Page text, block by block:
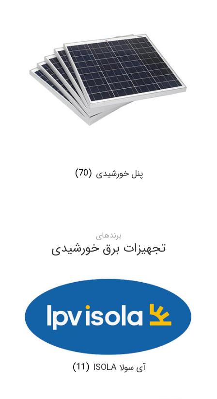
پنل خورشیدی (70)
برندهای
تجهیزات برق خورشیدی
آی سولا ISOLA (11)